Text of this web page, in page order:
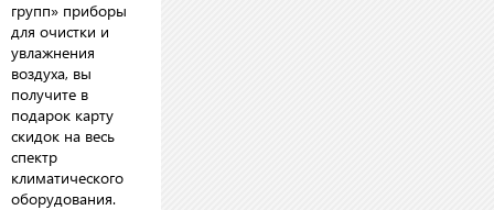
групп» приборы
для очистки и
увлажнения
воздуха, вы
получите в
подарок карту
скидок на весь
спектр
климатического
оборудования.